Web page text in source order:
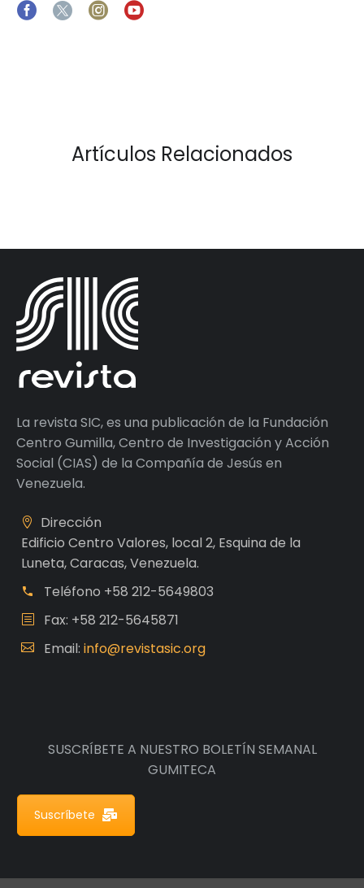
Artículos Relacionados
La revista SIC, es una publicación de la Fundación
Centro Gumilla, Centro de Investigación y Acción
Social (CIAS) de la Compañía de Jesús en
Venezuela.
Dirección
Edificio Centro Valores, local 2, Esquina de la
Luneta, Caracas, Venezuela.
Teléfono +58 212-5649803
Fax: +58 212-5645871
Email: info@revistasic.org
SUSCRÍBETE A NUESTRO BOLETÍN SEMANAL
GUMITECA
Suscríbete